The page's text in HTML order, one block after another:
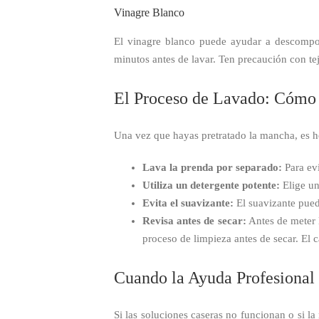
Vinagre Blanco
El vinagre blanco puede ayudar a
minutos antes de lavar. Ten precaución con
El Proceso de Lavado:
Una vez que hayas pretratado la mancha, es
Lava la prenda por separado: Para
Utiliza un detergente potente: Elige
Evita el suavizante: El suavizante
Revisa antes de secar: Antes de
proceso de limpieza antes de secar. El
Cuando la Ayuda
Si las soluciones caseras no funcionan o si